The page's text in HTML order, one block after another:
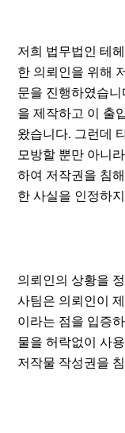
저희 법무법인 테
한 의뢰인을 위해
문을 진행하였습
을 제작하고 이 출
왔습니다. 그런데
모방할 뿐만 아니
하여 저작권을 침
한 사실을 인정하
의뢰인의 상황을
사팀은 의뢰인이
이라는 점을 입증
물을 허락없이 사
저작물 작성권을